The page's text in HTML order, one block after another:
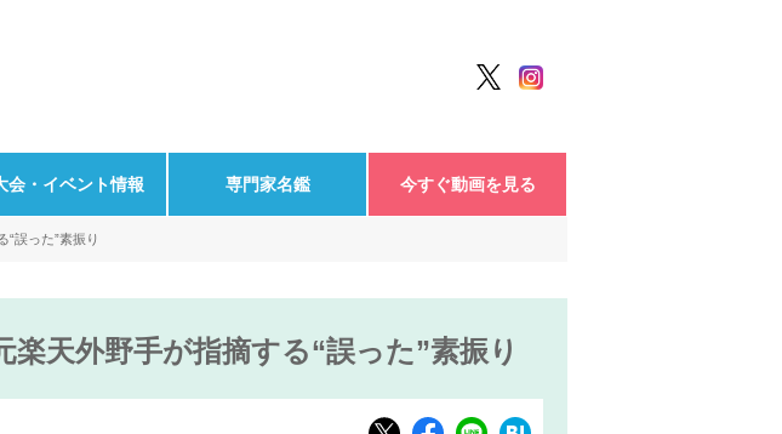
会・イベント情報 専門家名鑑 今すぐ動画を見る
誤った”素振り
天外野手が指摘する“誤った”素振り